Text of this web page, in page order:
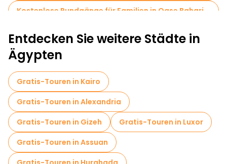
Sportaktivitäten in Oase Bahariya
Kreuzfahrten in Oase Bahariya
Kostenlose Tagesausflüge in Oase Bahariya
Kostenlose Nachtwanderungen in Oase Bahariya
Entdecken Sie weitere Städte in
Ägypten
Gratis-Touren in Kairo
Gratis-Touren in Alexandria
Gratis-Touren in Gizeh
Gratis-Touren in Luxor
Gratis-Touren in Assuan